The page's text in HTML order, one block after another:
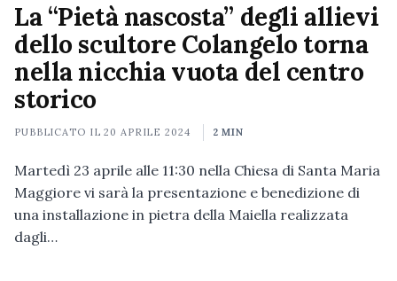
La “Pietà nascosta” degli allievi
dello scultore Colangelo torna
nella nicchia vuota del centro
storico
PUBBLICATO IL20 APRILE 2024 2 MIN
Martedì 23 aprile alle 11:30 nella Chiesa di Santa Maria
Maggiore vi sarà la presentazione e benedizione di
una installazione in pietra della Maiella realizzata
dagli…